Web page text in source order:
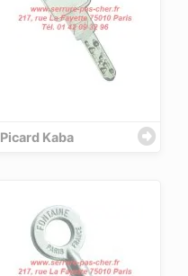
Picard Kaba